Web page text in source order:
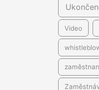
Video